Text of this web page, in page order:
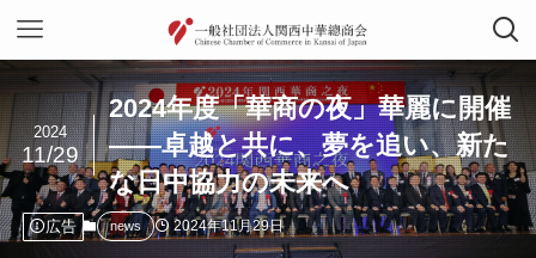
2024年度「華商の夜」華麗に開催
——卓越と共に、夢を追い、新た
な日中協力の未来へ
2024
11/29
広告 news 2024年11月29日